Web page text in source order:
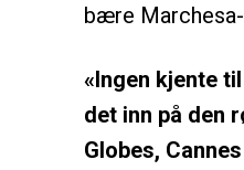
bære
«Ingen kjente
det inn på den
Globes,